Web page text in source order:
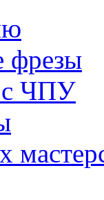
фрезы
с ЧПУ